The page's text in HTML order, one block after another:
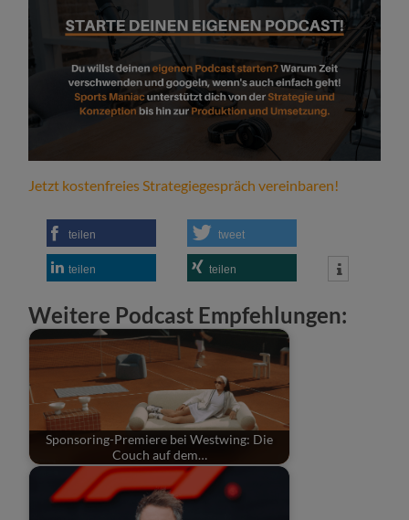
Jetzt kostenfreies Strategiegespräch vereinbaren!
teilen tweet
teilen teilen
Weitere Podcast Empfehlungen:
Sponsoring-Premiere bei Westwing: Die
Couch auf dem…